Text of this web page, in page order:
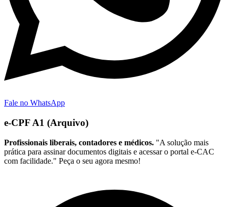
Fale no WhatsApp
e-CPF A1 (Arquivo)
Profissionais liberais, contadores e médicos. "A solução mais
prática para assinar documentos digitais e acessar o portal e-CAC
com facilidade." Peça o seu agora mesmo!